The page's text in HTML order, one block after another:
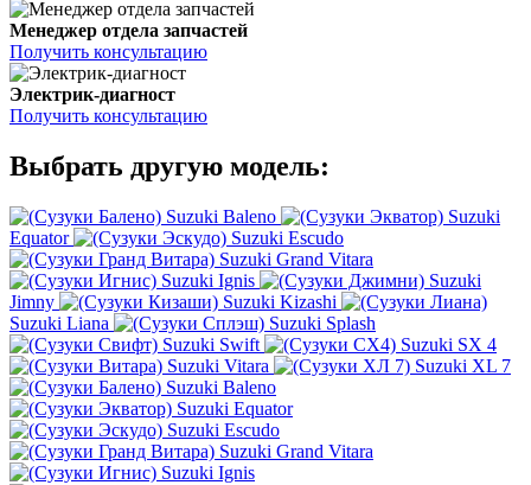
Менеджер отдела запчастей
Получить консультацию
Электрик-диагност
Получить консультацию
Выбрать другую модель:
Suzuki Baleno
Suzuki
Equator
Suzuki Escudo
Suzuki Grand Vitara
Suzuki Ignis
Suzuki
Jimny
Suzuki Kizashi
Suzuki Liana
Suzuki Splash
Suzuki Swift
Suzuki SX 4
Suzuki Vitara
Suzuki XL 7
Suzuki Baleno
Suzuki Equator
Suzuki Escudo
Suzuki Grand Vitara
Suzuki Ignis